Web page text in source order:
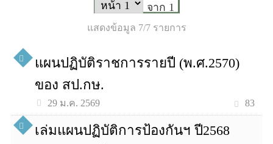
จาก 1
แสดงข้อมูล 7/7 รายการ
แผนปฏิบัติราชการรายปี (พ.ศ.2570)
ของ สป.กษ.
29 ม.ค. 2569 83
เล่มแผนปฏิบัติการป้องกันฯ ปี2568